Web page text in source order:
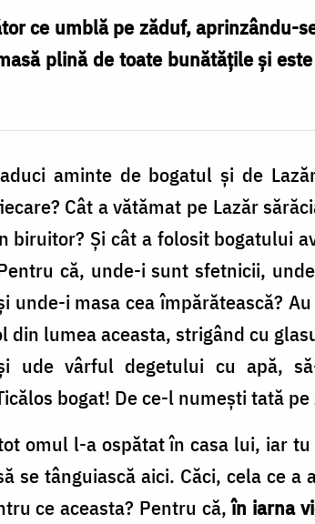
ce umblă pe zăduf, aprinzându-
plină de toate bunătățile și
aminte de bogatul și de
Cât a vătămat pe Lazăr
biruitor? Și cât a folosit bogatului
că, unde-i sunt sfetnicii,
unde-i masa cea împărătească?
din lumea aceasta, strigând cu
ude vârful degetului cu apă,
bogat! De ce-l numești tată
omul l-a ospătat în casa lui, iar
se tânguiască aici. Căci, cela ce
ce aceasta? Pentru că,în iarna